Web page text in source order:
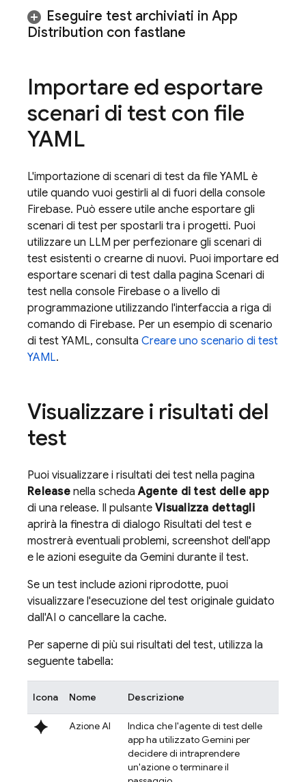
Eseguire test archiviati in App
Distribution con fastlane
Importare ed esportare
scenari di test con file
YAML
L'importazione di scenari di test da file YAML è
utile quando vuoi gestirli al di fuori della console
Firebase. Può essere utile anche esportare gli
scenari di test per spostarli tra i progetti. Puoi
utilizzare un LLM per perfezionare gli scenari di
test esistenti o crearne di nuovi. Puoi importare ed
esportare scenari di test dalla pagina Scenari di
test nella console Firebase o a livello di
programmazione utilizzando l'interfaccia a riga di
comando di Firebase. Per un esempio di scenario
di test YAML, consulta Creare uno scenario di test
YAML.
Visualizzare i risultati del
test
Puoi visualizzare i risultati dei test nella pagina
Releasenella schedaAgente di test delle app
di una release. Il pulsante Visualizza dettagli
aprirà la finestra di dialogo Risultati del test e
mostrerà eventuali problemi, screenshot dell'app
e le azioni eseguite da Gemini durante il test.
Se un test include azioni riprodotte, puoi
visualizzare l'esecuzione del test originale guidato
dall'AI o cancellare la cache.
Per saperne di più sui risultati del test, utilizza la
seguente tabella:
Icona Nome Descrizione
spark Azione AI
Indica che l'agente di test delle
app ha utilizzato Gemini per
decidere di intraprendere
un'azione o terminare il